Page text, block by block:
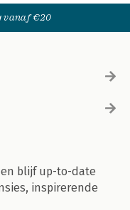
vanaf €20
blijf up-to-date
inspirerende